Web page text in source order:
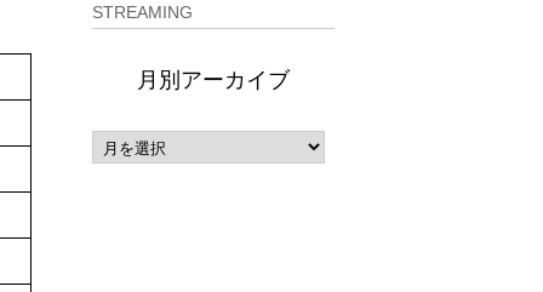
STREAMING
月別アーカイブ